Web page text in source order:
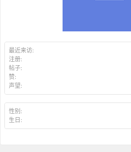
最近来访:
注册:
帖子:
赞:
声望:
性别:
生日: